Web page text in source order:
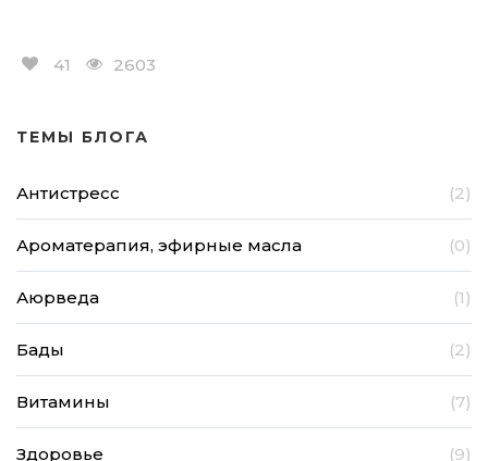
41 2603
ТЕМЫ БЛОГА
Антистресс (2)
Ароматерапия, эфирные масла (0)
Аюрведа (1)
Бады (2)
Витамины (7)
Здоровье (9)